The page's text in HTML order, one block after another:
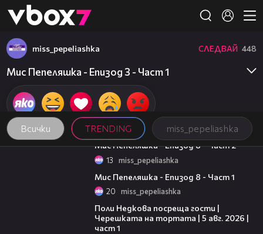
👾
Всички TRENDING miss_pepeliashka
miss_pepeliashka СЛЕДВАЙ 448
Мис Пепеляшка - Епизод 3 - Част 1
23:57
Мис Пепеляшка - Епизод 8 - Част 2
13 miss_pepeliashka
Мис Пепеляшка - Епизод 8 - Част 1
20 miss_pepeliashka
Поли Недкова посреща гости |
Черешката на тортата | 5 авг. 2026 |
част 1